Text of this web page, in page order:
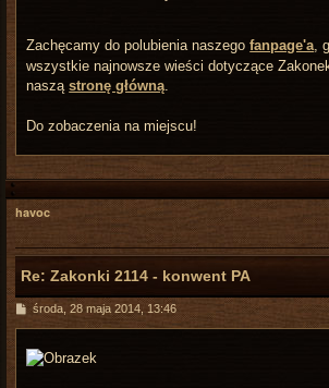
Zachęcamy do polubienia naszegofanpage'a ,
wszystkie najnowsze wieści dotyczące
nasząstronę główną
Do zobaczenia na miejscu!
havoc
Re: Zakonki 2114 - konwent PA
P
t
środa, 28 maja 2014, 13:46